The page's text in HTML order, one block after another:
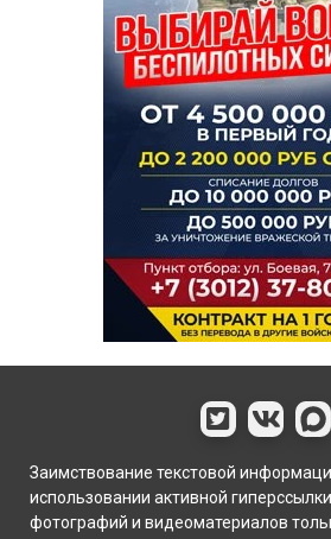
Заимствование текстовой
использовании активной
фотографий и видеоматериалов